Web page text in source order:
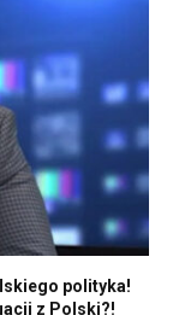
polityka!
z Polski?!